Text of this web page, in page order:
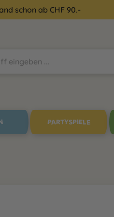
schon ab CHF 90.-
PARTYSPIELE